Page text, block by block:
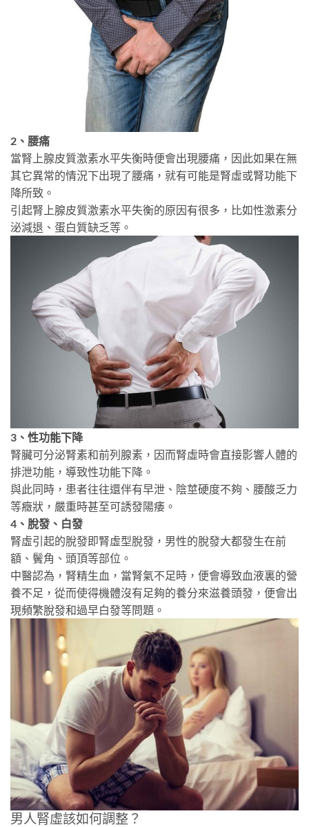
2、腰痛
當腎上腺皮質激素水平失衡時便會出現腰痛，因此如果在無
其它異常的情況下出現了腰痛，就有可能是腎虛或腎功能下
降所致。
引起腎上腺皮質激素水平失衡的原因有很多，比如性激素分
泌減退、蛋白質缺乏等。
3、性功能下降
腎臟可分泌腎素和前列腺素，因而腎虛時會直接影響人體的
排泄功能，導致性功能下降。
與此同時，患者往往還伴有早泄、陰莖硬度不夠、腰酸乏力
等癥狀，嚴重時甚至可誘發陽痿。
4、脫發、白發
腎虛引起的脫發即腎虛型脫發，男性的脫發大都發生在前
額、鬢角、頭頂等部位。
中醫認為，腎精生血，當腎氣不足時，便會導致血液裏的營
養不足，從而使得機體沒有足夠的養分來滋養頭發，便會出
現頻繁脫發和過早白發等問題。
男人腎虛該如何調整？